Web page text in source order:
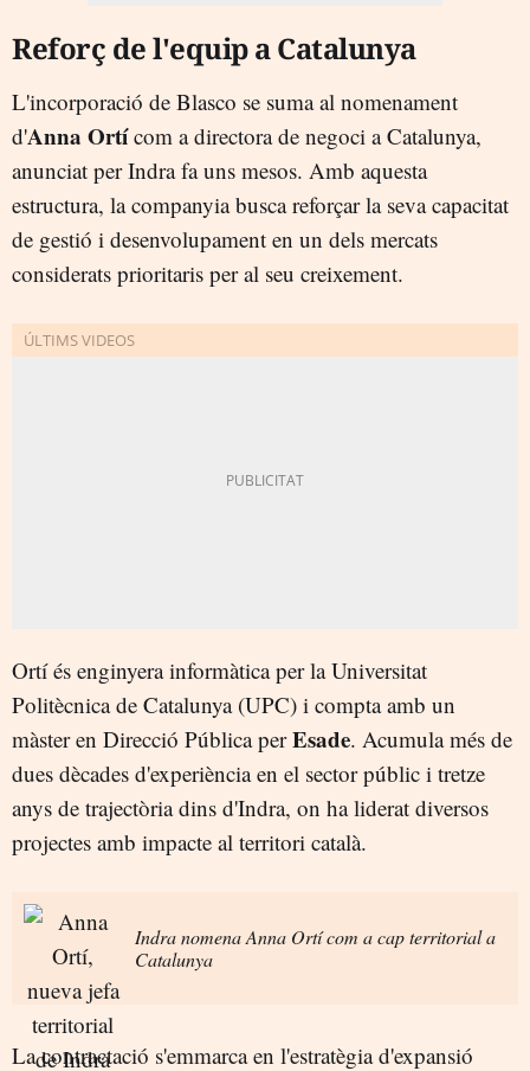
Reforç de l'equip a Catalunya
L'incorporació de Blasco se suma al nomenament
d'Anna Ortícom a directora de negoci a Catalunya,
anunciat per Indra fa uns mesos. Amb aquesta
estructura, la companyia busca reforçar la seva capacitat
de gestió i desenvolupament en un dels mercats
considerats prioritaris per al seu creixement.
Ortí és enginyera informàtica per la Universitat
Politècnica de Catalunya (UPC) i compta amb un
màster en Direcció Pública perEsade. Acumula més de
dues dècades d'experiència en el sector públic i tretze
anys de trajectòria dins d'Indra, on ha liderat diversos
projectes amb impacte al territori català.
Indra nomena Anna Ortí com a cap territorial a
Catalunya
La contractació s'emmarca en l'estratègia d'expansió